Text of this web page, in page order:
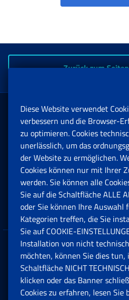
Zurück zum
Rente und
Arbeit
Beihilfen, Subventionen
Unternehmen und
Datenschutz
Cookie einstellungen
Diese Website verwendet
verbessern und die Browser-
zu optimieren. Cookies
unerlässlich, um das
der Website zu ermöglichen.
Cookies können nur mit Ihrer
werden. Sie können alle
Sie auf die Schaltfläche ALLE
oder Sie können Ihre Auswahl
Kategorien treffen, die Sie
Sie auf COOKIE-
Installation von nicht
möchten, können Sie dies tun,
Schaltfläche NICHT
klicken oder das Banner
Cookies zu erfahren, lesen